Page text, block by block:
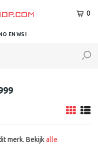
0
EN WSI
merk. Bekijkalle